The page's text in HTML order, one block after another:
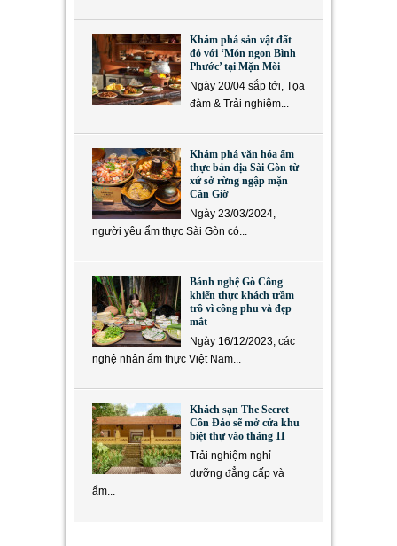
Khám phá sản vật đất
đỏ với ‘Món ngon Bình
Phước’ tại Mặn Mòi
Ngày 20/04 sắp tới, Tọa
đàm & Trải nghiệm...
Khám phá văn hóa ẩm
thực bản địa Sài Gòn từ
xứ sở rừng ngập mặn
Cần Giờ
Ngày 23/03/2024,
người yêu ẩm thực Sài Gòn có...
Bánh nghệ Gò Công
khiến thực khách trầm
trồ vì công phu và đẹp
mắt
Ngày 16/12/2023, các
nghệ nhân ẩm thực Việt Nam...
Khách sạn The Secret
Côn Đảo sẽ mở cửa khu
biệt thự vào tháng 11
Trải nghiệm nghỉ
dưỡng đẳng cấp và
ẩm...